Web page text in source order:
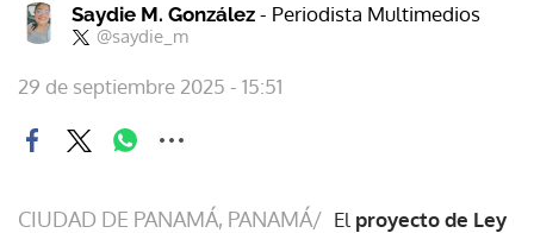
Saydie M. González - Periodista Multimedios
@saydie_m
29 de septiembre 2025 - 15:51
CIUDAD DE PANAMÁ, PANAMÁ/ El proyecto de Ley